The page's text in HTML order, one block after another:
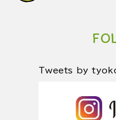
Tweets by